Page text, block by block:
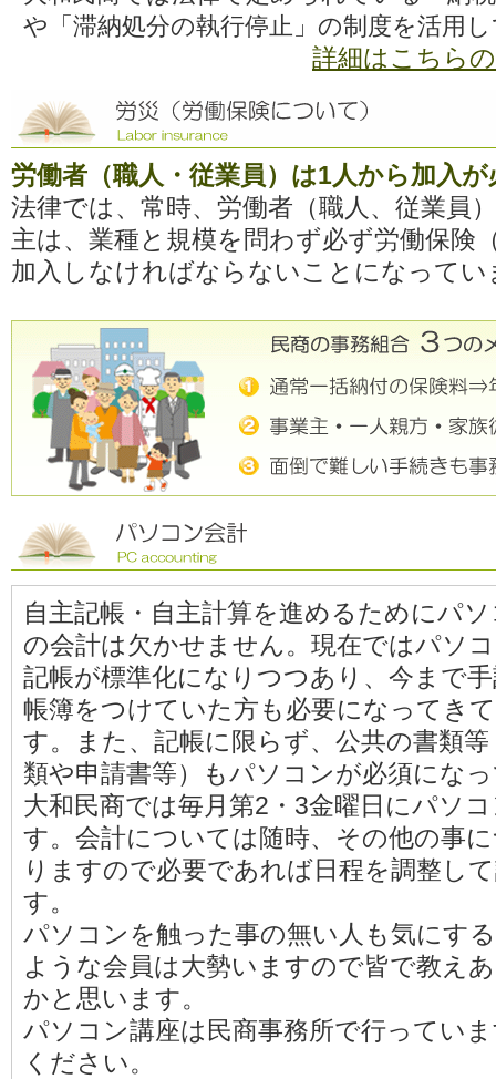
や「滞納処分の執行停止」の制度を活用
詳細はこちら
労働者（職人・従業員）は1人から加入
法律では、常時、労働者（職人、従業員
主は、業種と規模を問わず必ず労働保険
加入しなければならないことになってい
自主記帳・自主計算を進めるためにパ
の会計は欠かせません。現在ではパソ
記帳が標準化になりつつあり、今まで
帳簿をつけていた方も必要になってき
す。また、記帳に限らず、公共の書類等
類や申請書等）もパソコンが必須にな
大和民商では毎月第2・3金曜日にパソ
す。会計については随時、その他の事
りますので必要であれば日程を調整し
す。
パソコンを触った事の無い人も気にす
ような会員は大勢いますので皆で教え
かと思います。
パソコン講座は民商事務所で行ってい
ください。